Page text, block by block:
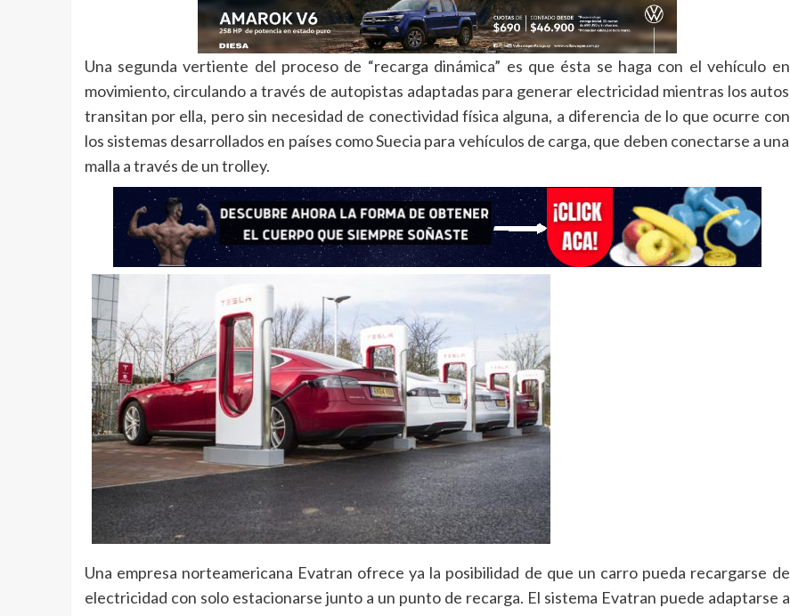
Una segunda vertiente del proceso de “recarga dinámica” es que ésta se haga con el vehículo en
movimiento, circulando a través de autopistas adaptadas para generar electricidad mientras los autos
transitan por ella, pero sin necesidad de conectividad física alguna, a diferencia de lo que ocurre con
los sistemas desarrollados en países como Suecia para vehículos de carga, que deben conectarse a una
malla a través de un trolley.
Una empresa norteamericana Evatran ofrece ya la posibilidad de que un carro pueda recargarse de
electricidad con solo estacionarse junto a un punto de recarga. El sistema Evatran puede adaptarse a